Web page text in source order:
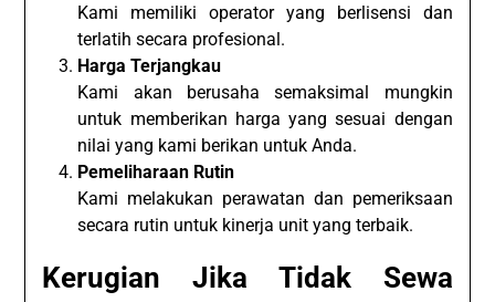
Kami memiliki operator yang berlisensi dan
terlatih secara profesional.
Harga Terjangkau
Kami akan berusaha semaksimal mungkin
untuk memberikan harga yang sesuai dengan
nilai yang kami berikan untuk Anda.
Pemeliharaan Rutin
Kami melakukan perawatan dan pemeriksaan
secara rutin untuk kinerja unit yang terbaik.
Kerugian Jika Tidak Sewa